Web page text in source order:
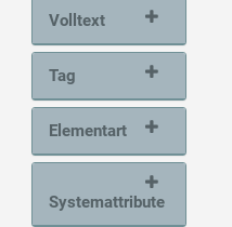
Volltext
Tag
Elementart
Systemattribute